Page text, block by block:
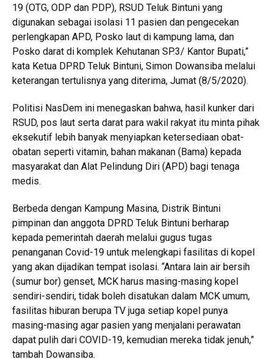
19 (OTG, ODP dan PDP), RSUD Teluk Bintuni yang
digunakan sebagai isolasi 11 pasien dan pengecekan
perlengkapan APD, Posko laut di kampung lama, dan
Posko darat di komplek Kehutanan SP.3/ Kantor Bupati,”
kata Ketua DPRD Teluk Bintuni, Simon Dowansiba melalui
keterangan tertulisnya yang diterima, Jumat (8/5/2020).
Politisi NasDem ini menegaskan bahwa, hasil kunker dari
RSUD, pos laut serta darat para wakil rakyat itu minta pihak
eksekutif lebih banyak menyiapkan ketersediaan obat-
obatan seperti vitamin, bahan makanan (Bama) kepada
masyarakat dan Alat Pelindung Diri (APD) bagi tenaga
medis.
Berbeda dengan Kampung Masina, Distrik Bintuni
pimpinan dan anggota DPRD Teluk Bintuni berharap
kepada pemerintah daerah melalui gugus tugas
penanganan Covid-19 untuk melengkapi fasilitas di kopel
yang akan dijadikan tempat isolasi. “Antara lain air bersih
(sumur bor) genset, MCK harus masing-masing kopel
sendiri-sendiri, tidak boleh disatukan dalam MCK umum,
fasilitas hiburan berupa TV juga setiap kopel punya
masing-masing agar pasien yang menjalani perawatan
dapat pulih dari COVID-19, kemudian mereka tidak jenuh,”
tambah Dowansiba.